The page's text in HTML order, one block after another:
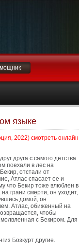
языке
2022) смотреть онлайн
друга с самого детства.
поехали в лес на
отстали от
Атлас спасает ее и
что Бекир тоже влюблен в
грани смерти, он уходит,
домой, он
Атлас, обиженный на
чтобы
с Бекиром. Для
Бозкурт другие.